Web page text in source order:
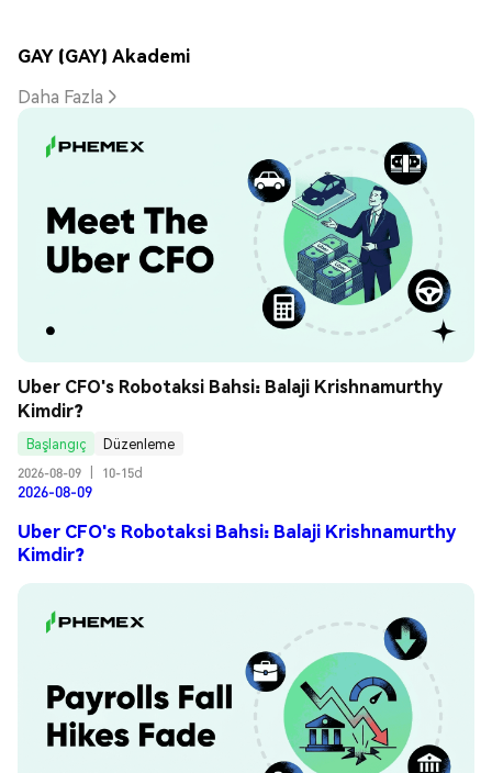
GAY (GAY) Akademi
Daha Fazla
Uber CFO's Robotaksi Bahsi: Balaji Krishnamurthy
Kimdir?
Başlangıç
Düzenleme
2026-08-09
10-15d
2026-08-09
Uber CFO's Robotaksi Bahsi: Balaji Krishnamurthy
Kimdir?